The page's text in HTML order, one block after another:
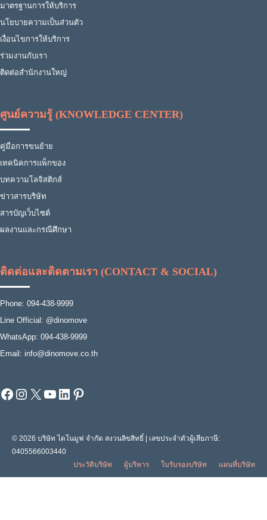
มาตรฐานการให้บริการ
นโยบายความเป็นส่วนตัว
เงื่อนไขการให้บริการ
ร่วมงานกับเรา
ติดต่อสำนักงานใหญ่
ศูนย์ความรู้ (KNOWLEDGE CENTER)
คู่มือการขนย้าย
เทคนิคการแพ็กของ
บทความโลจิสติกส์
ข่าวสารบริษัท
สารบัญเว็บไซต์
ผลงานและกรณีศึกษา
ติดต่อและติดตามเรา (CONTACT & SOCIAL)
Phone: 094-438-9999
Line Official: @dinomove
WhatsApp: 094-438-9999
Email: info@dinomove.co.th
Facebook
Instagram
X YouTube
LinkedIn
Pinterest
© 2026 บริษัท ไดโนมูฟ จำกัด สงวนลิขสิทธิ์ | เลขประจำตัวผู้เสียภาษี:
0405566003440
ประวัติบริษัท
ผู้บริหาร ใบรับรองบริษัท แผนที่บริษัท